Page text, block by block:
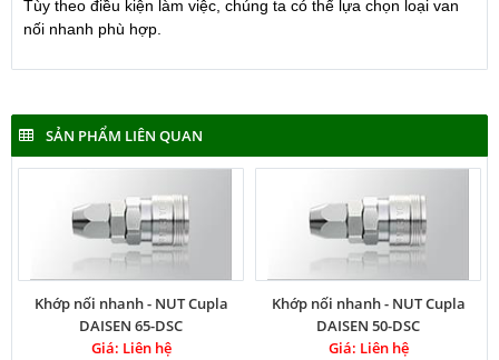
Tùy theo điều kiện làm việc, chúng ta có thể lựa chọn loại van
nối nhanh phù hợp.
SẢN PHẨM LIÊN QUAN
Khớp nối nhanh - NUT Cupla
DAISEN 65-DSC
Giá: Liên hệ
Khớp nối nhanh - NUT Cupla
DAISEN 50-DSC
Giá: Liên hệ